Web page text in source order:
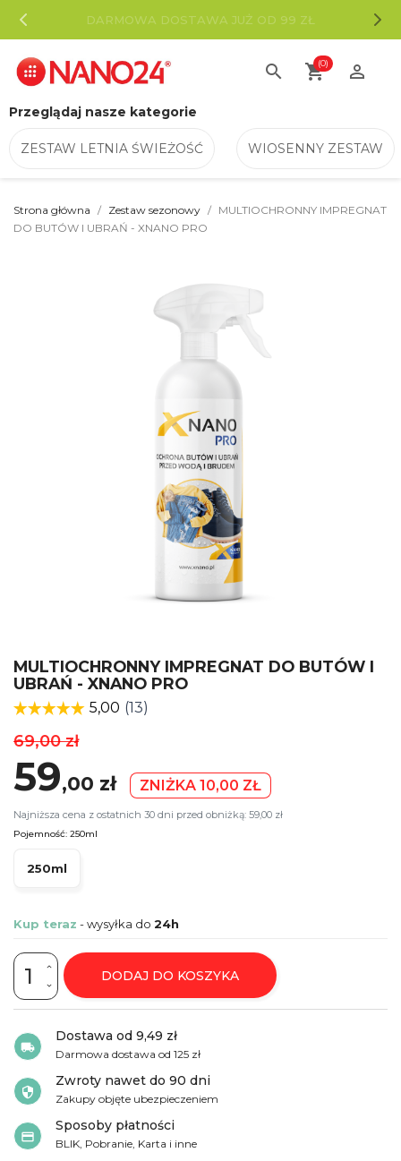
DARMOWA DOSTAWA JUŻ OD 99 ZŁ
search shopping_cart
(0) 
Przeglądaj nasze kategorie
ZESTAW LETNIA ŚWIEŻOŚĆ WIOSENNY ZESTAW
Strona główna Zestaw sezonowy
MULTIOCHRONNY IMPREGNAT
DO BUTÓW I UBRAŃ - XNANO PRO
MULTIOCHRONNY IMPREGNAT DO BUTÓW I
UBRAŃ - XNANO PRO
69,00 zł
59,00 zł ZNIŻKA 10,00 ZŁ
Najniższa cena z ostatnich 30 dni przed obniżką: 59,00 zł
Pojemność: 250ml
250ml
Kup teraz - wysyłka do 24h
DODAJ DO KOSZYKA
local_shipping
Dostawa od 9,49 zł
Darmowa dostawa od 125 zł
security
Zwroty nawet do 90 dni
Zakupy objęte ubezpieczeniem
credit_card
Sposoby płatności
BLIK, Pobranie, Karta i inne